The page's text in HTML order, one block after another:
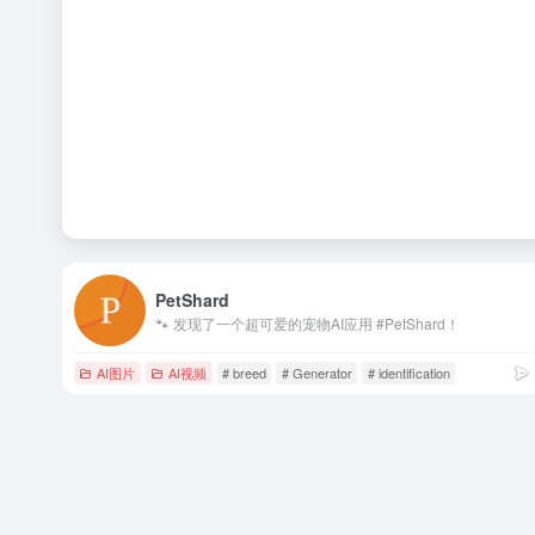
PetShard
🐾 发现了一个超可爱的宠物AI应用 #PetShard！
AI图片 AI视频 # breed # Generator # identification